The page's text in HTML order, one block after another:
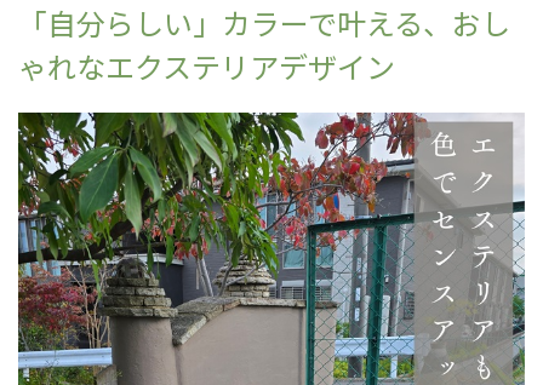
「自分らしい」カラーで叶える、おし
ゃれなエクステリアデザイン